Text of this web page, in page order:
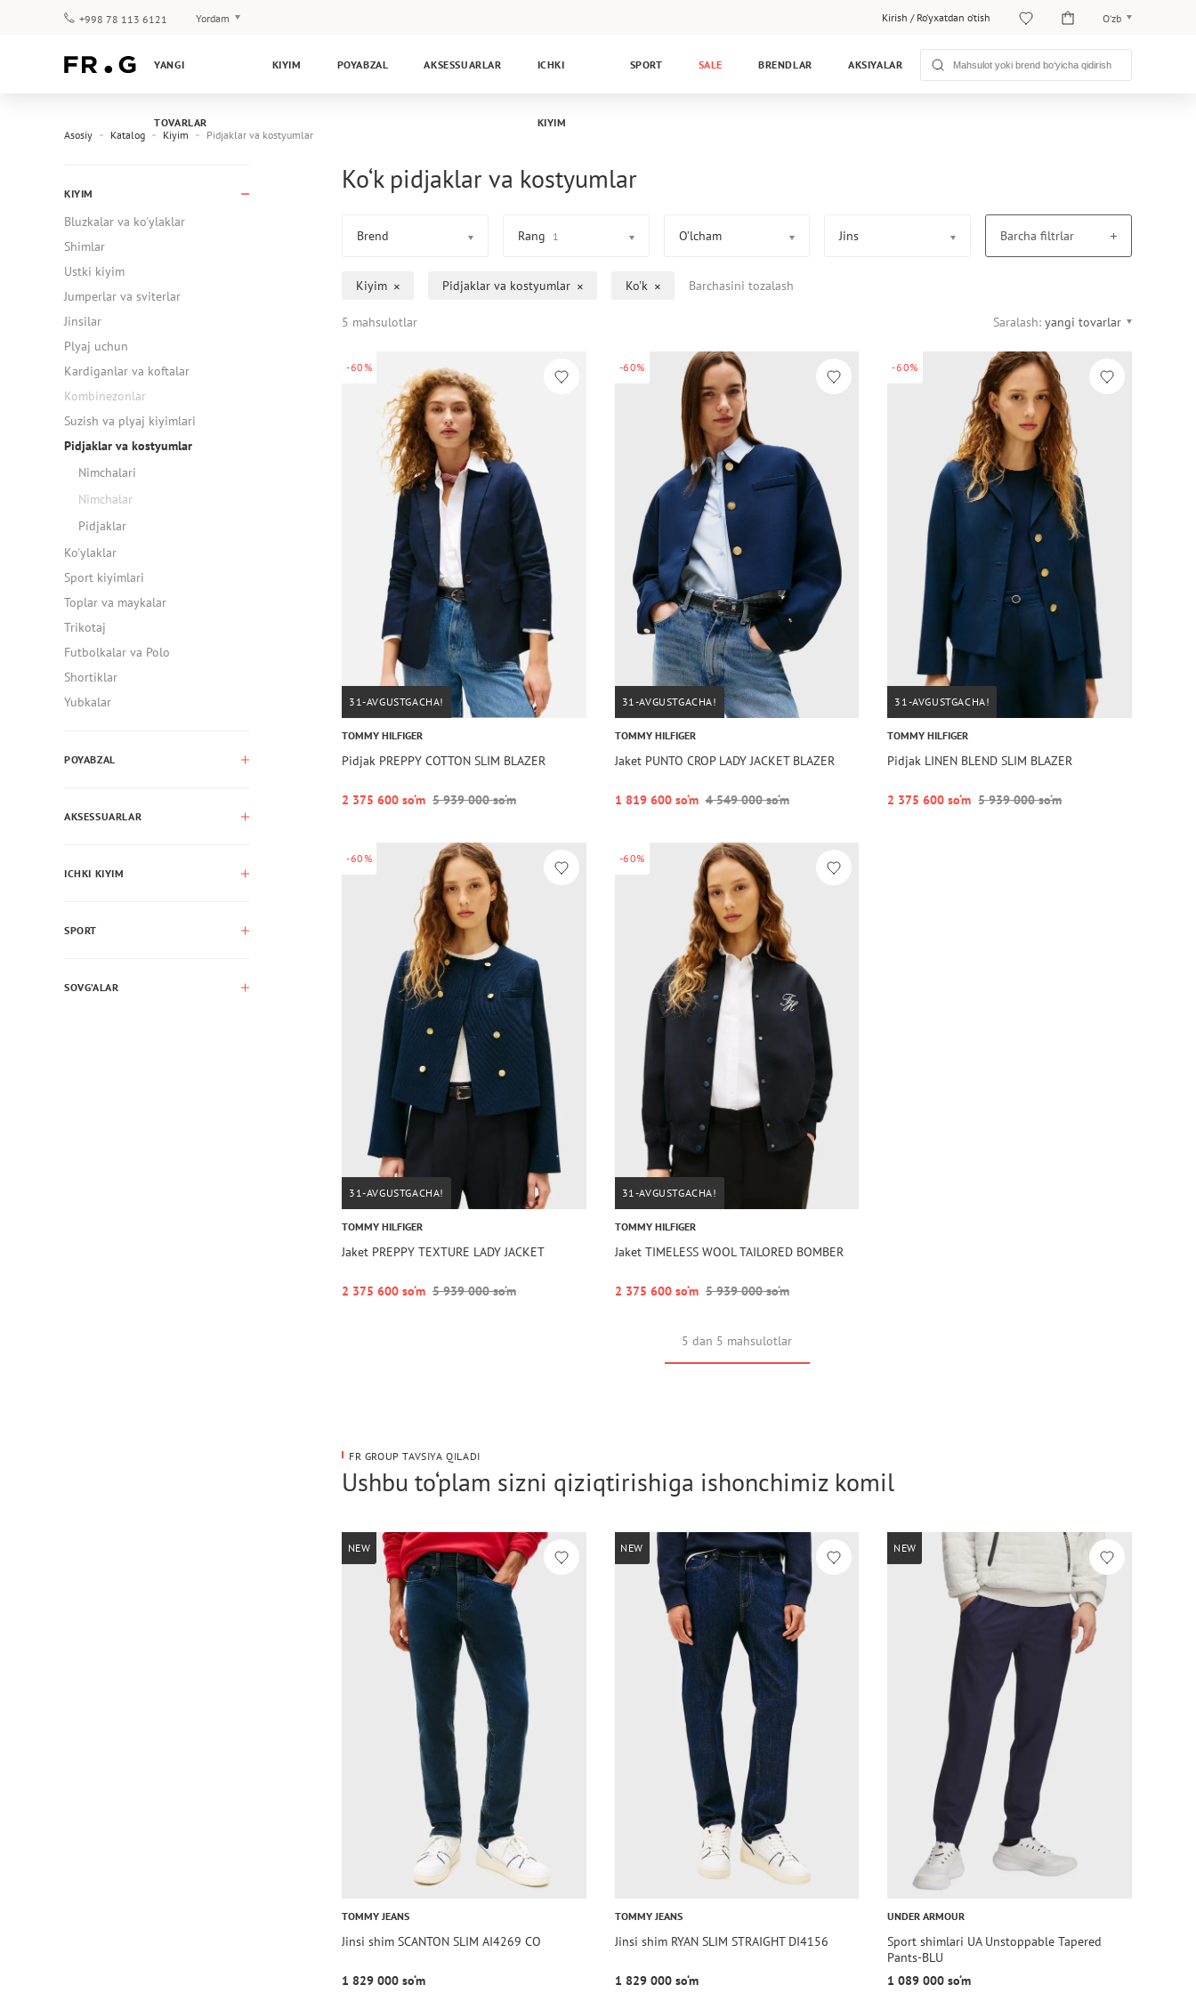
+998 78 113 6121 Yordam
Kafolat
Kirish / Ro‘yxatdan o‘tish O‘zb
Рус
YANGI
TOVARLAR
KIYIM POYABZAL AKSESSUARLAR ICHKI
KIYIM
SPORT SALE BRENDLAR AKSIYALAR
Asosiy Katalog Kiyim Pidjaklar va kostyumlar
KIYIM
Bluzkalar va ko'ylaklar
Shimlar
Ustki kiyim
Jumperlar va sviterlar
Jinsilar
Plyaj uchun
Kardiganlar va koftalar
Kombinezonlar
Suzish va plyaj kiyimlari
Pidjaklar va kostyumlar
Nimchalari
Nimchalar
Pidjaklar
Ko'ylaklar
Sport kiyimlari
Toplar va maykalar
Trikotaj
Futbolkalar va Polo
Shortiklar
Yubkalar
POYABZAL
AKSESSUARLAR
ICHKI KIYIM
SPORT
SOVG’ALAR
Ko‘k pidjaklar va kostyumlar
Brend Rang 1 O’lcham Jins Barcha filtrlar
Kiyim Pidjaklar va kostyumlar Ko'k Barchasini tozalash
5 mahsulotlar Saralash: yangi tovarlar
-60%
31-AVGUSTGACHA!
TOMMY HILFIGER
Pidjak PREPPY COTTON SLIM BLAZER
2 375 600 so‘m 5 939 000 so‘m
-60%
31-AVGUSTGACHA!
TOMMY HILFIGER
Jaket PUNTO CROP LADY JACKET BLAZER
1 819 600 so‘m 4 549 000 so‘m
-60%
31-AVGUSTGACHA!
TOMMY HILFIGER
Pidjak LINEN BLEND SLIM BLAZER
2 375 600 so‘m 5 939 000 so‘m
-60%
31-AVGUSTGACHA!
TOMMY HILFIGER
Jaket PREPPY TEXTURE LADY JACKET
2 375 600 so‘m 5 939 000 so‘m
-60%
31-AVGUSTGACHA!
TOMMY HILFIGER
Jaket TIMELESS WOOL TAILORED BOMBER
2 375 600 so‘m 5 939 000 so‘m
5 dan 5 mahsulotlar
FR GROUP TAVSIYA QILADI
Ushbu to‘plam sizni qiziqtirishiga ishonchimiz komil
NEW
TOMMY JEANS
Jinsi shim SCANTON SLIM AI4269 CO
1 829 000 so‘m
NEW
TOMMY JEANS
Jinsi shim RYAN SLIM STRAIGHT DI4156
1 829 000 so‘m
NEW
UNDER ARMOUR
Sport shimlari UA Unstoppable Tapered
Pants-BLU
1 089 000 so‘m